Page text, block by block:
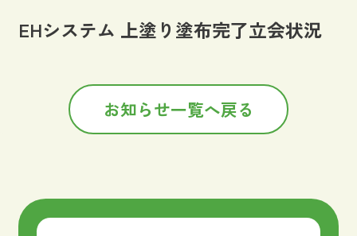
EHシステム 上塗り塗布完了立会状況
お知らせ一覧へ戻る